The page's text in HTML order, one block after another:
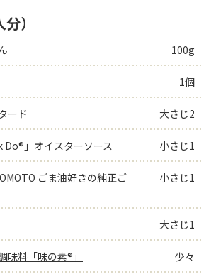
）
100g
1個
ード 大さじ2
Do®」オイスターソース 小さじ1
ごま油好きの純正ご
小さじ1
大さじ1
味料「味の素®」 少々